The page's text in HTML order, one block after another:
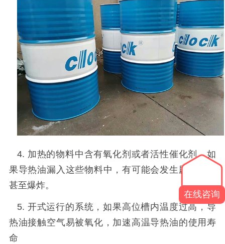
4. 加热的物料中含有氧化剂或者活性催化剂，如
果导热油漏入这些物料中，有可能会发生剧烈燃烧
甚至爆炸。
5. 开式运行的系统，如果高位槽内温度过高，导
热油接触空气易被氧化， 加速高温导热油的使用寿
命
在线咨询